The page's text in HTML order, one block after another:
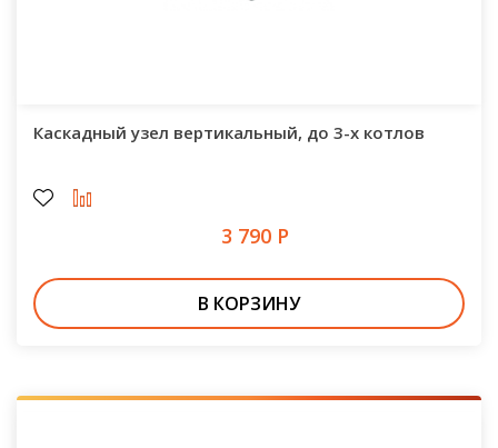
Каскадный узел вертикальный, до 3-х котлов
3 790 Р
В КОРЗИНУ